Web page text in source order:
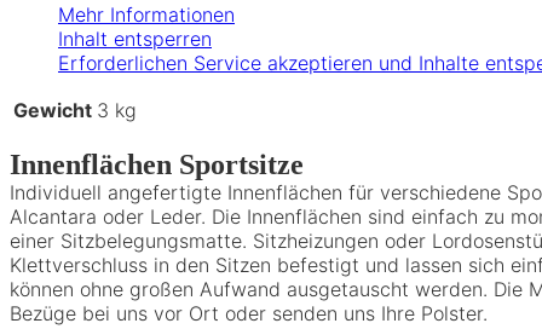
Mehr Informationen
Inhalt entsperren
Erforderlichen Service akzeptieren und Inhalte
Gewicht 3 kg
Innenflächen Sportsitze
Individuell angefertigte Innenflächen für verschiedene
Alcantara oder Leder. Die Innenflächen sind einfach zu
einer Sitzbelegungsmatte. Sitzheizungen oder
Klettverschluss in den Sitzen befestigt und lassen sich
können ohne großen Aufwand ausgetauscht werden. Die
Bezüge bei uns vor Ort oder senden uns Ihre Polster.